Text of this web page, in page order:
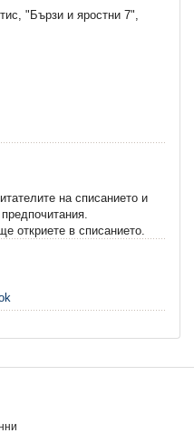
"Бързи и яростни 7",
на списанието и
откриете в списанието.